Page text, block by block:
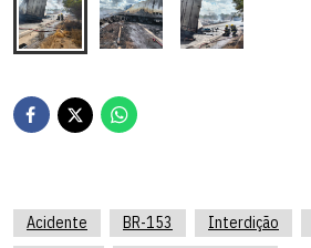
Acidente BR-153 Interdição